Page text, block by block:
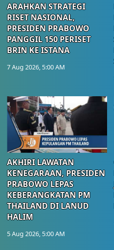
ARAHKAN STRATEGI
RISET NASIONAL,
PRESIDEN PRABOWO
PANGGIL 150 PERISET
BRIN KE ISTANA
7 Aug 2026, 5:00 AM
AKHIRI LAWATAN
KENEGARAAN, PRESIDEN
PRABOWO LEPAS
KEBERANGKATAN PM
THAILAND DI LANUD
HALIM
5 Aug 2026, 5:00 AM